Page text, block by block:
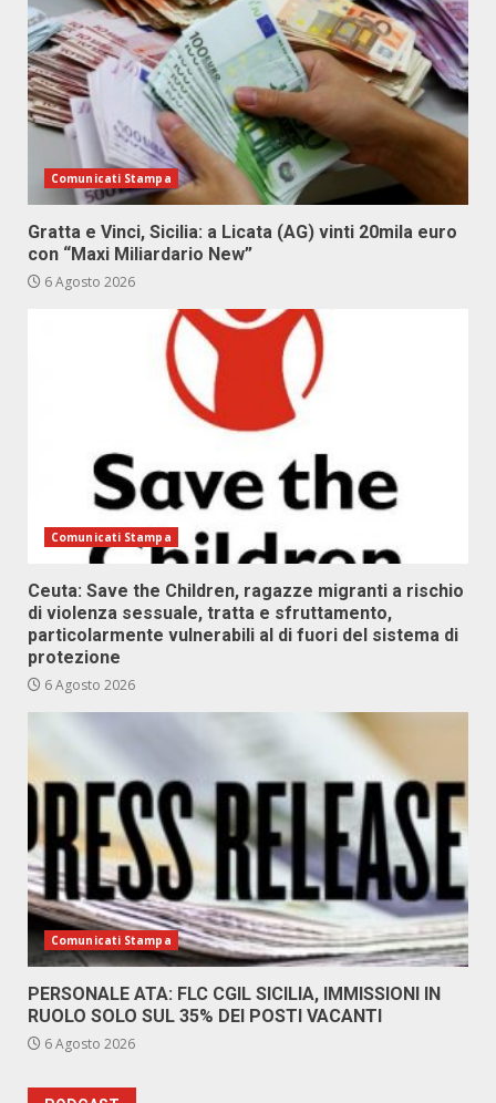
Comunicati Stampa
Gratta e Vinci, Sicilia: a Licata (AG) vinti 20mila euro
con “Maxi Miliardario New”
6 Agosto 2026
Comunicati Stampa
Ceuta: Save the Children, ragazze migranti a rischio
di violenza sessuale, tratta e sfruttamento,
particolarmente vulnerabili al di fuori del sistema di
protezione
6 Agosto 2026
Comunicati Stampa
PERSONALE ATA: FLC CGIL SICILIA, IMMISSIONI IN
RUOLO SOLO SUL 35% DEI POSTI VACANTI
6 Agosto 2026